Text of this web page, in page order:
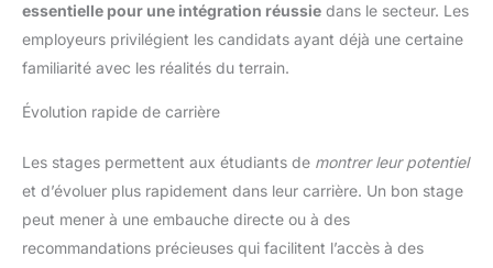
essentielle pour une intégration réussie dans le secteur. Les
employeurs privilégient les candidats ayant déjà une certaine
familiarité avec les réalités du terrain.
Évolution rapide de carrière
Les stages permettent aux étudiants de montrer leur potentiel
et d’évoluer plus rapidement dans leur carrière. Un bon stage
peut mener à une embauche directe ou à des
recommandations précieuses qui facilitent l’accès à des